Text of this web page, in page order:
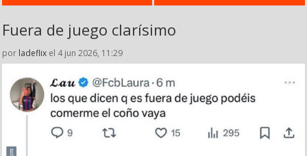
Fuera de juego clarísimo
por ladeflix el 4 jun 2026, 11:29